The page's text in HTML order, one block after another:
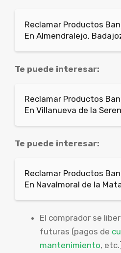
Reclamar Productos
En Almendralejo,
Te puede interesar:
Reclamar Productos
En Villanueva de la
Te puede interesar:
Reclamar Productos
En Navalmoral de la
El comprador se
futuras (pagos de
mantenimiento,